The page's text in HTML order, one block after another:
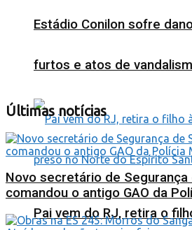
Estádio Conilon sofre
furtos e atos de
Pai vem do RJ, retira o
Últimas notícias
Novo secretário de
comandou o antigo GAO da